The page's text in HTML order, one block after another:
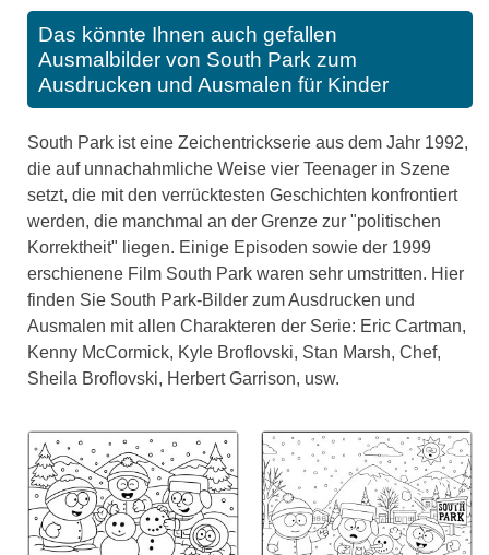
Das könnte Ihnen auch gefallen
Ausmalbilder von South Park zum
Ausdrucken und Ausmalen für Kinder
South Park ist eine Zeichentrickserie aus dem Jahr 1992,
die auf unnachahmliche Weise vier Teenager in Szene
setzt, die mit den verrücktesten Geschichten konfrontiert
werden, die manchmal an der Grenze zur "politischen
Korrektheit" liegen. Einige Episoden sowie der 1999
erschienene Film South Park waren sehr umstritten. Hier
finden Sie South Park-Bilder zum Ausdrucken und
Ausmalen mit allen Charakteren der Serie: Eric Cartman,
Kenny McCormick, Kyle Broflovski, Stan Marsh, Chef,
Sheila Broflovski, Herbert Garrison, usw.